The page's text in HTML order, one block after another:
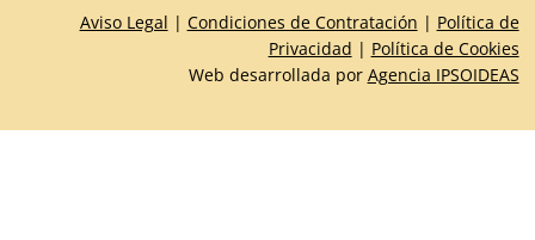
Aviso Legal | Condiciones de Contratación | Política de
Privacidad | Política de Cookies
Web desarrollada por Agencia IPSOIDEAS